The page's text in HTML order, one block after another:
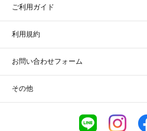
ご利用ガイド
利用規約
お問い合わせフォーム
その他